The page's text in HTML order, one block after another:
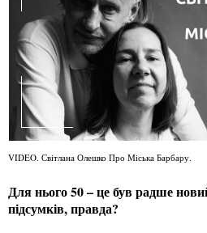
VIDEO. Світлана Олешко Про Міська Барбару.
Для нього 50 – це був радше
підсумків, правда?